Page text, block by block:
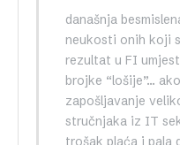
današnja
neukosti onih koji
rezultat u FI
brojke “lošije”…
zapošljavanje
stručnjaka iz IT
trošak plaća i pala